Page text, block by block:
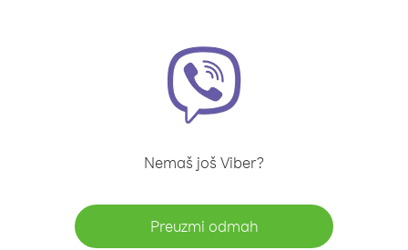
Nemaš još Viber?
Preuzmi odmah